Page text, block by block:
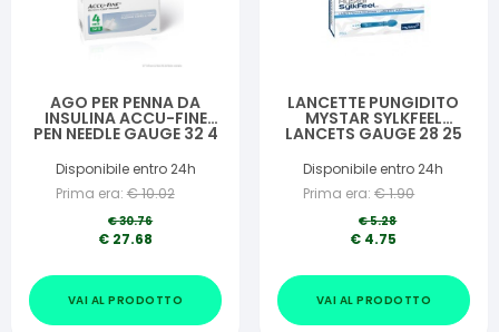
AGO PER PENNA DA
INSULINA ACCU-FINE
PEN NEEDLE GAUGE 32 4
Disponibile entro 24h
Prima era: €10.02
€30.76
€ 27.68
VAI AL PRODOTTO
LANCETTE PUNGIDITO
MYSTAR SYLKFEEL
LANCETS GAUGE 28 25
Disponibile entro 24h
Prima era: €1.90
€5.28
€ 4.75
VAI AL PRODOTTO